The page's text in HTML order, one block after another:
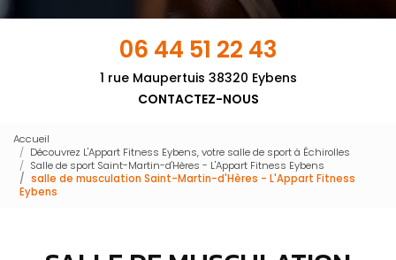
06 44 51 22 43
1 rue Maupertuis 38320 Eybens
CONTACTEZ-NOUS
Accueil
Découvrez L'Appart Fitness Eybens, votre salle de sport à Échirolles
Salle de sport Saint-Martin-d'Hères - L'Appart Fitness Eybens
salle de musculation Saint-Martin-d'Hères - L'Appart Fitness
Eybens